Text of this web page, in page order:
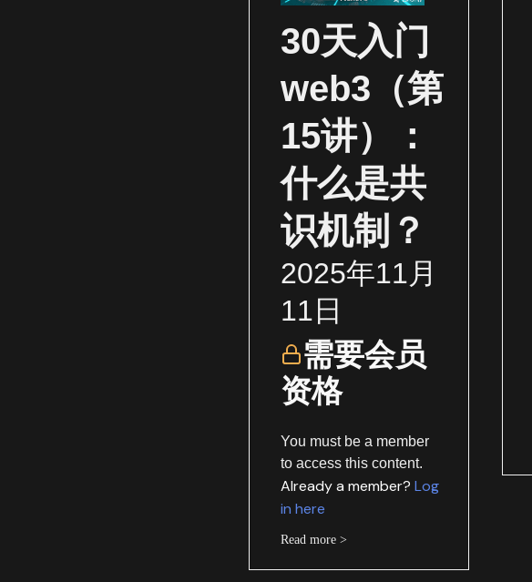
30天入门
web3（第
15讲）：
什么是共
识机制？
2025年11月
11日
需要会员
资格
You must be a member
to access this content.
Already a member? Log
in here
Read more >